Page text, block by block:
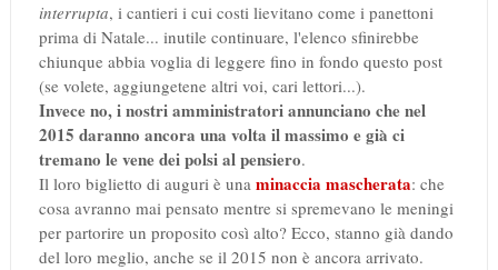
interrupta, i cantieri i cui costi lievitano come i panettoni
prima di Natale... inutile continuare, l'elenco sfinirebbe
chiunque abbia voglia di leggere fino in fondo questo post
(se volete, aggiungetene altri voi, cari lettori...).
Invece no, i nostri amministratori annunciano che nel
2015 daranno ancora una volta il massimo e già ci
tremano le vene dei polsi al pensiero.
Il loro biglietto di auguri è una minaccia mascherata: che
cosa avranno mai pensato mentre si spremevano le meningi
per partorire un proposito così alto? Ecco, stanno già dando
del loro meglio, anche se il 2015 non è ancora arrivato.